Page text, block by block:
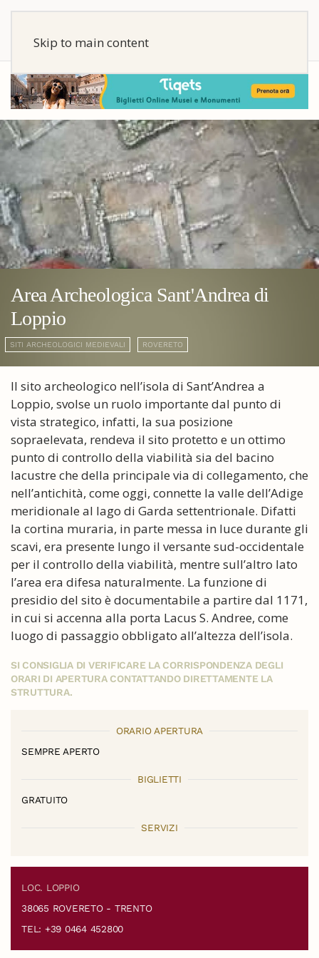
Skip to main content
Area Archeologica Sant'Andrea di
Loppio
SITI ARCHEOLOGICI MEDIEVALI ROVERETO
Il sito archeologico nell’isola di Sant’Andrea a
Loppio, svolse un ruolo importante dal punto di
vista strategico, infatti, la sua posizione
sopraelevata, rendeva il sito protetto e un ottimo
punto di controllo della viabilità sia del bacino
lacustre che della principale via di collegamento, che
nell’antichità, come oggi, connette la valle dell’Adige
meridionale al lago di Garda settentrionale. Difatti
la cortina muraria, in parte messa in luce durante gli
scavi, era presente lungo il versante sud-occidentale
per il controllo della viabilità, mentre sull’altro lato
l’area era difesa naturalmente. La funzione di
presidio del sito è documentabile a partire dal 1171,
in cui si accenna alla porta Lacus S. Andree, come
luogo di passaggio obbligato all’altezza dell’isola.
SI CONSIGLIA DI VERIFICARE LA CORRISPONDENZA DEGLI
ORARI DI APERTURA CONTATTANDO DIRETTAMENTE LA
STRUTTURA.
ORARIO APERTURA
SEMPRE APERTO
BIGLIETTI
GRATUITO
SERVIZI
LOC. LOPPIO
38065 ROVERETO - TRENTO
TEL: +39 0464 452800